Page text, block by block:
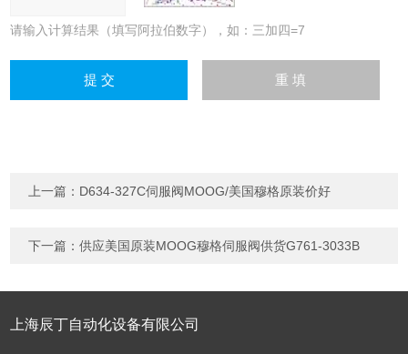
请输入计算结果（填写阿拉伯数字），如：三加四=7
上一篇： D634-327C伺服阀MOOG/美国穆格原装价好
下一篇：供应美国原装MOOG穆格伺服阀供货G761-3033B
上海辰丁自动化设备有限公司